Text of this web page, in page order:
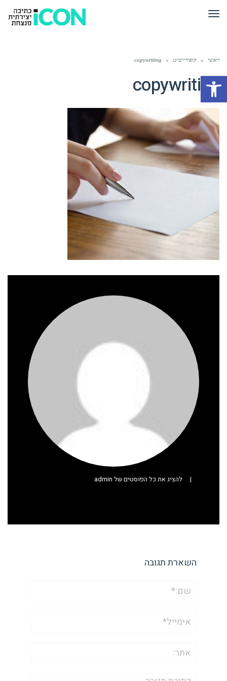
פתח סרגל נגישות
תפריט
ראשי » קופירייטינג »
copywriting
copywriting
| להציג את כל הפוסטים של admin
השארת תגובה
אימייל*
תגובה